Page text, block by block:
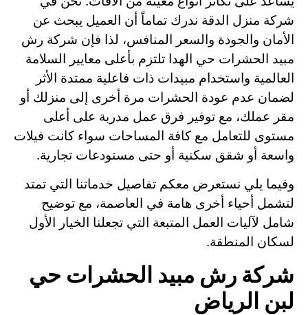
شركة منزل الدقة ندرك تماماً أن العميل يبحث عن
الأمان والجودة والسعر المنافس، لذا فإن شركة رش
مبيد الحشرات حي الهدا تلتزم بأعلى معايير السلامة
العالمية واستخدام مبيدات ذات فاعلية ممتدة الأثر
لضمان عدم عودة الحشرات مرة أخرى إلى منزلك أو
مقر عملك، مع توفير فرق عمل مدربة على أعلى
مستوى للتعامل مع كافة المساحات سواء كانت فيلات
واسعة أو شقق سكنية أو حتى مستودعات تجارية.
وفيما يلي نستعرض معكم تفاصيل خدماتنا التي تمتد
لتشمل أحياء أخرى هامة في العاصمة، مع توضيح
شامل لآليات العمل المتبعة التي تجعلنا الخيار الأول
لسكان المنطقة.
شركة رش مبيد الحشرات حي
لبن الرياض